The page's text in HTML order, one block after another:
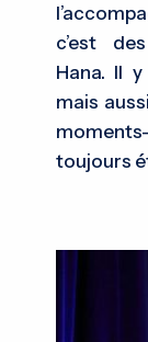
c’est
Hana. Il
mais
toujours